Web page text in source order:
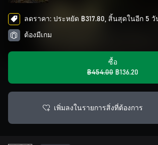
ลดราคา: ประหยัด ฿317.80, สิ้นสุดในอีก 5 วั
ต้องมีเกม
ซื้อ
฿454.00 ฿136.20
เพิ่มลงในรายการสิ่งที่ต้องการ